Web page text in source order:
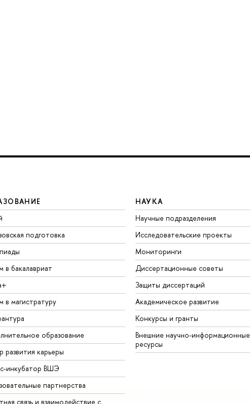
подготовка
в бакалавриат
в магистратуру
образование
развития карьеры
инкубатор ВШЭ
партнерства
связь и взаимодействие с
НАУКА
Научные подразделения
Исследовательские проекты
Мониторинги
Диссертационные советы
Защиты диссертаций
Академическое развитие
Конкурсы и гранты
Внешние научно-информационные
ресурсы